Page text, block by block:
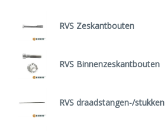
RVS Zeskantbouten
RVS Binnenzeskantbouten
RVS draadstangen-/stukken